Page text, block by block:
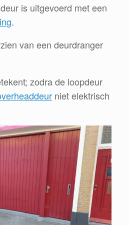
is uitgevoerd met een
.
van een deurdranger
zodra de loopdeur
niet elektrisch